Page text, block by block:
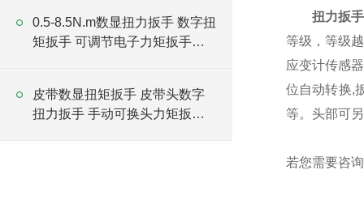
0.5-8.5N.m数显扭力扳手 数字扭
矩扳手 可调节电子力矩扳手厂
皮带数显扭矩扳手 皮带头数字
扭力扳手 手动可换头力矩扳手
扭力扳手
等级，等级
应变计传感
位自动转换,
等。 头部可
若您需要咨